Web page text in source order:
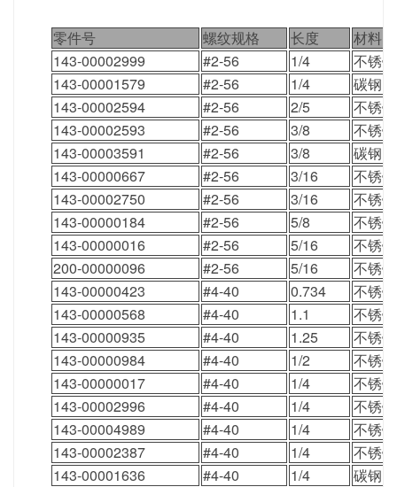
零件号 螺纹规格 长度
材料
143-00002999
#2-56 1/4
不锈钢
143-00001579
#2-56 1/4
碳钢
143-00002594
#2-56 2/5
不锈钢
143-00002593
#2-56 3/8
不锈钢
143-00003591
#2-56 3/8
碳钢
143-00000667
#2-56 3/16
不锈钢
143-00002750
#2-56 3/16
不锈钢
143-00000184
#2-56 5/8
不锈钢
143-00000016
#2-56 5/16
不锈钢
200-00000096
#2-56 5/16
不锈钢
143-00000423
#4-40 0.734
不锈钢
143-00000568
#4-40 1.1
不锈钢
143-00000935
#4-40 1.25
不锈钢
143-00000984
#4-40 1/2
不锈钢
143-00000017
#4-40 1/4
不锈钢
143-00002996
#4-40 1/4
不锈钢
143-00004989
#4-40 1/4
不锈钢
143-00002387
#4-40 1/4
不锈钢
143-00001636
#4-40 1/4
碳钢